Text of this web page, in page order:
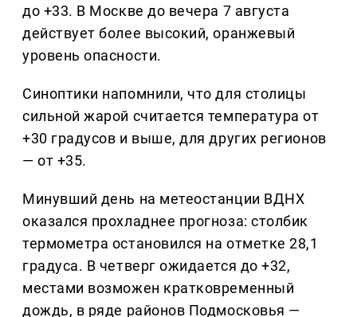
до +33. В Москве до вечера 7 августа
действует более высокий, оранжевый
уровень опасности.
Синоптики напомнили, что для столицы
сильной жарой считается температура от
+30 градусов и выше, для других регионов
— от +35.
Минувший день на метеостанции ВДНХ
оказался прохладнее прогноза: столбик
термометра остановился на отметке 28,1
градуса. В четверг ожидается до +32,
местами возможен кратковременный
дождь, в ряде районов Подмосковья —